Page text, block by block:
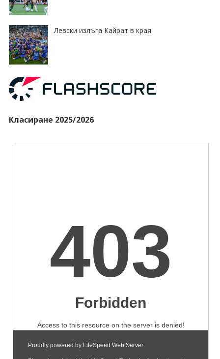
Левски излъга Кайрат в края
Класиране 2025/2026